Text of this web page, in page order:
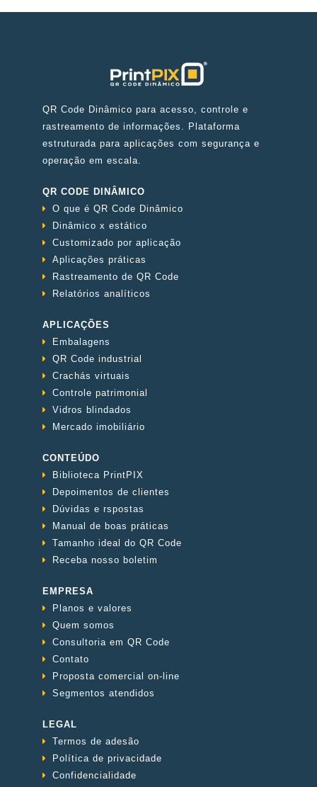
QR Code Dinâmico para acesso, controle e
rastreamento de informações. Plataforma
estruturada para aplicações com segurança e
operação em escala.
QR CODE DINÂMICO
O que é QR Code Dinâmico
Dinâmico x estático
Customizado por aplicação
Aplicações práticas
Rastreamento de QR Code
Relatórios analíticos
APLICAÇÕES
Embalagens
QR Code industrial
Crachás virtuais
Controle patrimonial
Vidros blindados
Mercado imobiliário
CONTEÚDO
Biblioteca PrintPIX
Depoimentos de clientes
Dúvidas e rspostas
Manual de boas práticas
Tamanho ideal do QR Code
Receba nosso boletim
EMPRESA
Planos e valores
Quem somos
Consultoria em QR Code
Contato
Proposta comercial on-line
Segmentos atendidos
LEGAL
Termos de adesão
Política de privacidade
Confidencialidade